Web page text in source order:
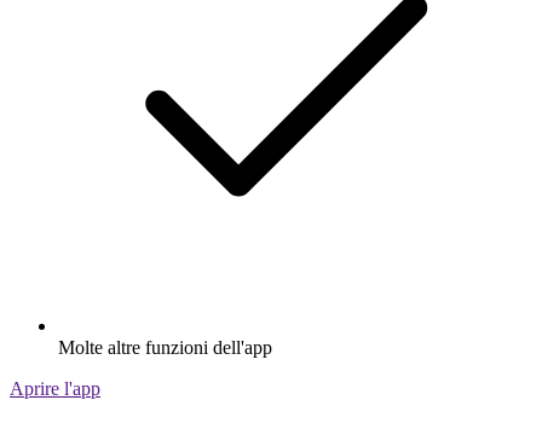
Molte altre funzioni dell'app
Aprire l'app